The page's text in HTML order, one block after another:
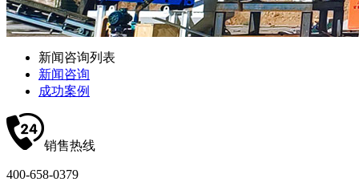
新闻咨询列表
新闻咨询
成功案例
销售热线
400-658-0379